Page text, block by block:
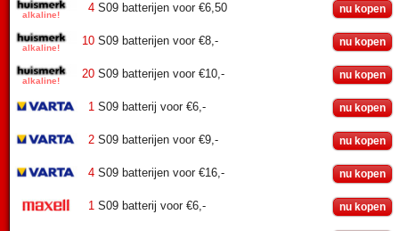
4 S09 batterijen voor €6,50 nu kopen
10 S09 batterijen voor €8,- nu kopen
20 S09 batterijen voor €10,- nu kopen
1 S09 batterij voor €6,- nu kopen
2 S09 batterijen voor €9,- nu kopen
4 S09 batterijen voor €16,- nu kopen
1 S09 batterij voor €6,- nu kopen